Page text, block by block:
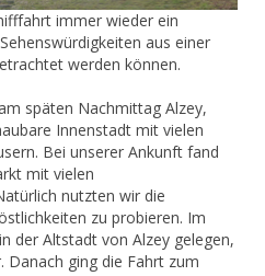
immer wieder ein
aus einer
werden können.
späten Nachmittag Alzey,
Innenstadt mit vielen
Bei unserer Ankunft fand
mit vielen
nutzten wir die
zu probieren. Im
der Altstadt von Alzey gelegen,
ging die Fahrt zum